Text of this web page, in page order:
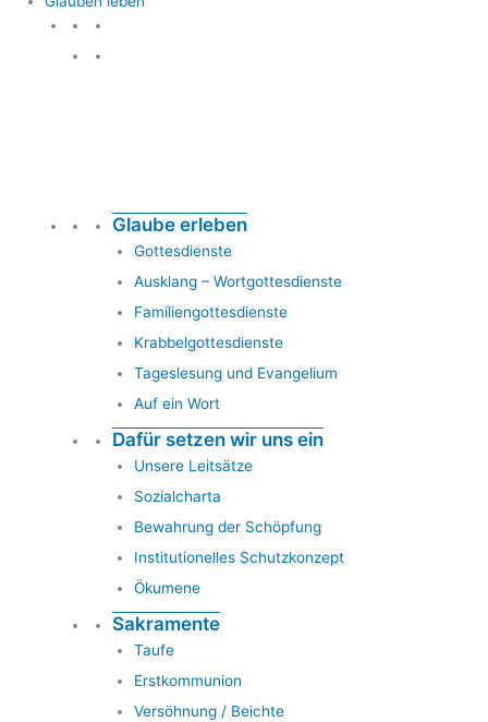
Glaube erleben
Gottesdienste
Ausklang – Wortgottesdienste
Familiengottesdienste
Krabbelgottesdienste
Tageslesung und Evangelium
Auf ein Wort
Dafür setzen wir uns ein
Unsere Leitsätze
Sozialcharta
Bewahrung der Schöpfung
Institutionelles Schutzkonzept
Ökumene
Sakramente
Taufe
Erstkommunion
Versöhnung / Beichte